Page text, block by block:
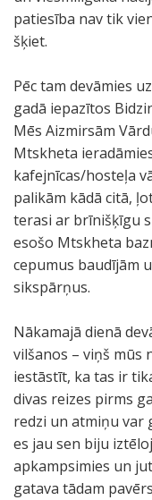
patiesība nav tik
šķiet.
Pēc tam devāmies uz
gadā iepazītos
Mēs Aizmirsām
Mtskheta
kafejnīcas/hosteļa
palikām kādā citā,
terasi ar brīnišķīgu
esošo Mtskheta
cepumus baudījām
sikspārņus.
Nākamajā dienā
vilšanos – viņš mūs
iestāstīt, ka tas ir
divas reizes pirms
redzi un atmiņu var
es jau sen biju
apkampsimies un
gatava tādam